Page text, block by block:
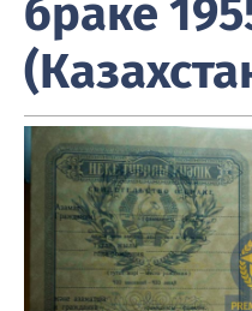
браке